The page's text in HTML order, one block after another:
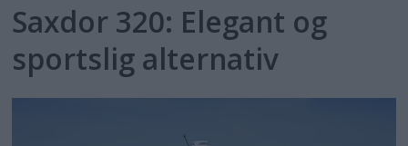
Saxdor 320: Elegant og
sportslig alternativ